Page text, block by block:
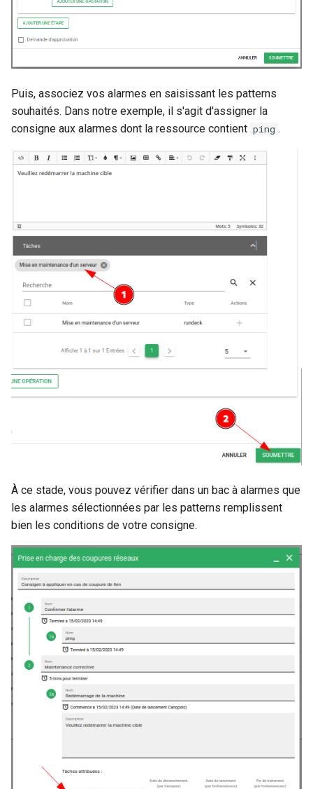
Puis, associez vos alarmes en saisissant les patterns
souhaités. Dans notre exemple, il s'agit d'assigner la
consigne aux alarmes dont la ressource contient ping .
À ce stade, vous pouvez vérifier dans un bac à alarmes que
les alarmes sélectionnées par les patterns remplissent
bien les conditions de votre consigne.